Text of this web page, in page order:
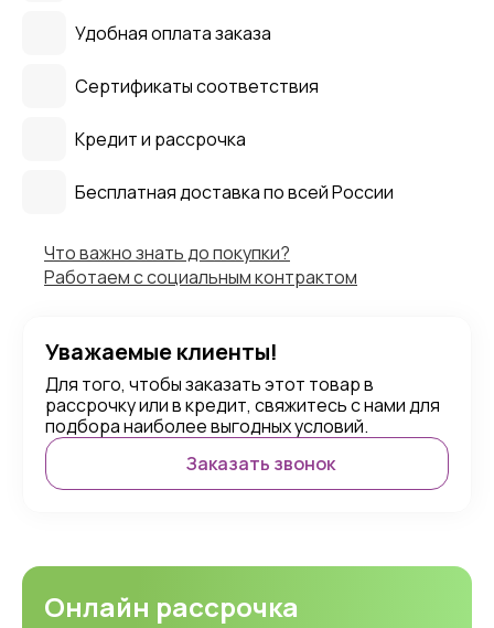
Удобная оплата заказа
Сертификаты соответствия
Кредит и рассрочка
Бесплатная доставка по всей России
Что важно знать до покупки?
Работаем с социальным контрактом
Уважаемые клиенты!
Для того, чтобы заказать этот товар в
рассрочку или в кредит, свяжитесь с нами для
подбора наиболее выгодных условий.
Заказать звонок
Онлайн рассрочка